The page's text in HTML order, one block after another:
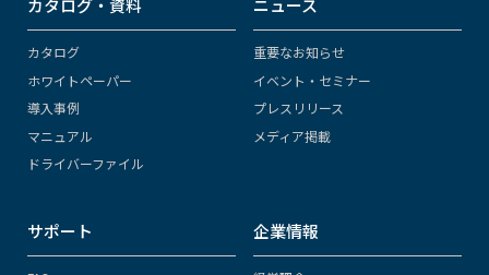
カタログ・資料
カタログ
ホワイトペーパー
導入事例
マニュアル
ドライバーファイル
ニュース
重要なお知らせ
イベント・セミナー
プレスリリース
メディア掲載
サポート 企業情報